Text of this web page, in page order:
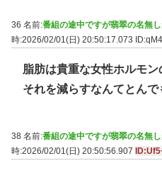
36 名前:番組の途中ですが翡翠の名無
時:2026/02/01(日) 20:50:17.073
脂肪は貴重な女性ホルモ
それを減らすなんてとんで
38 名前:番組の途中ですが翡翠の名無
時:2026/02/01(日) 20:50:56.907